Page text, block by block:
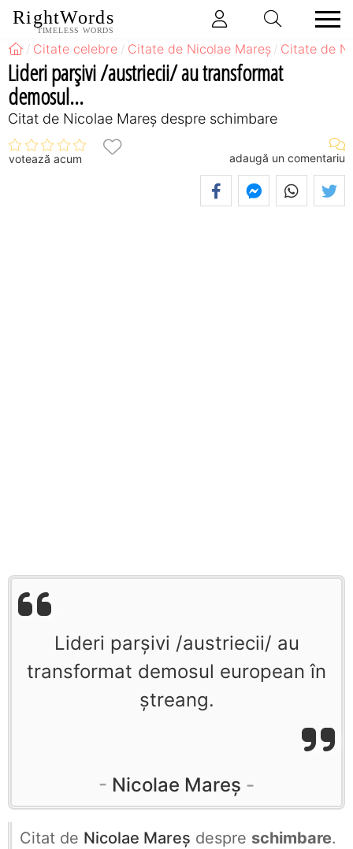
RightWords
TIMELESS WORDS
Citate celebre Citate de Nicolae Mareș Citate de
Lideri parșivi /austriecii/ au transformat
demosul...
Citat de Nicolae Mareș despre schimbare
votează acum adaugă un comentariu
Lideri parșivi /austriecii/ au
transformat demosul european în
ștreang.
Nicolae Mareș
Citat de Nicolae Mareș despre schimbare.